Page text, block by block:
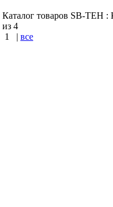
Каталог товаров SB-TEH
из 4
1
| все